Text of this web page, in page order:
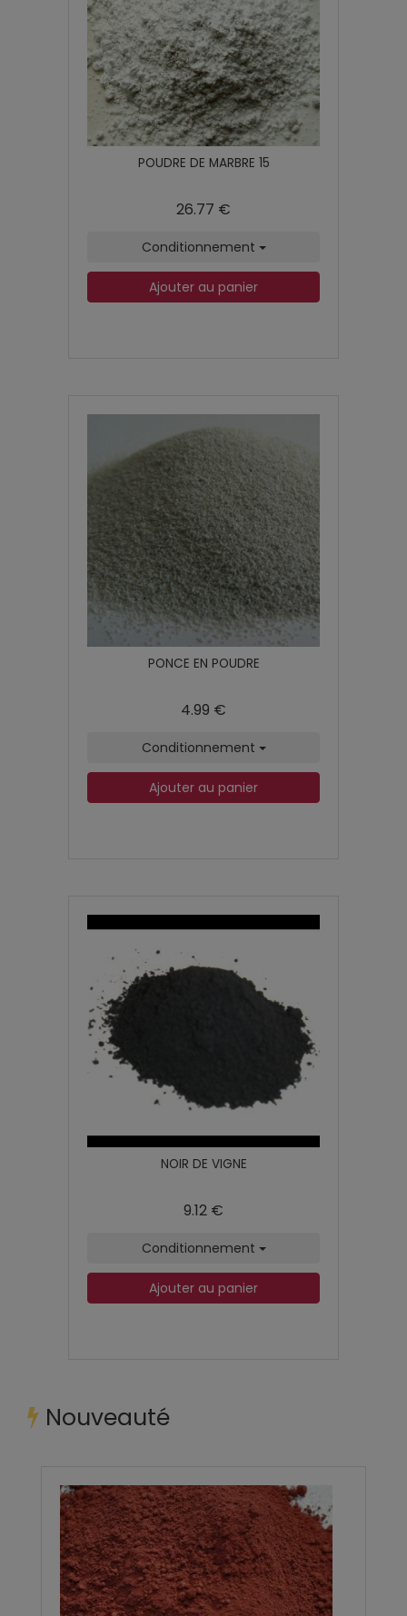
POUDRE DE MARBRE 15
26.77 €
Conditionnement
Ajouter au panier
PONCE EN POUDRE
4.99 €
Conditionnement
Ajouter au panier
NOIR DE VIGNE
9.12 €
Conditionnement
Ajouter au panier
Nouveauté